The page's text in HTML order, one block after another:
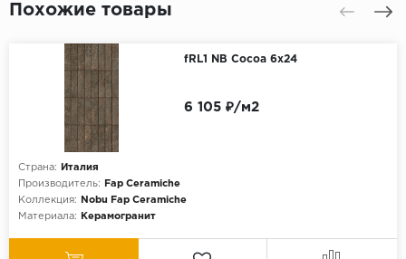
Похожие товары
fRL1 NB Cocoa 6x24
Страна:
Италия
Производитель:
Fap Ceramiche
Коллекция:
Nobu Fap Ceramiche
Материала:
Керамогранит
6 105 ₽/м2